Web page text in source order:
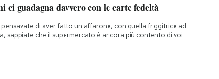
ci guadagna davvero con le carte fedeltà
pensavate di aver fatto un affarone, con quella friggitrice ad
sappiate che il supermercato è ancora più contento di voi